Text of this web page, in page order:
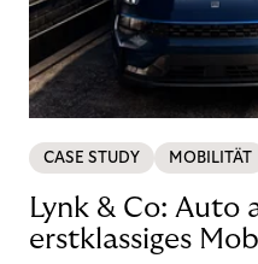
CASE STUDY MOBILITÄT
Lynk & Co: Auto
erstklassiges